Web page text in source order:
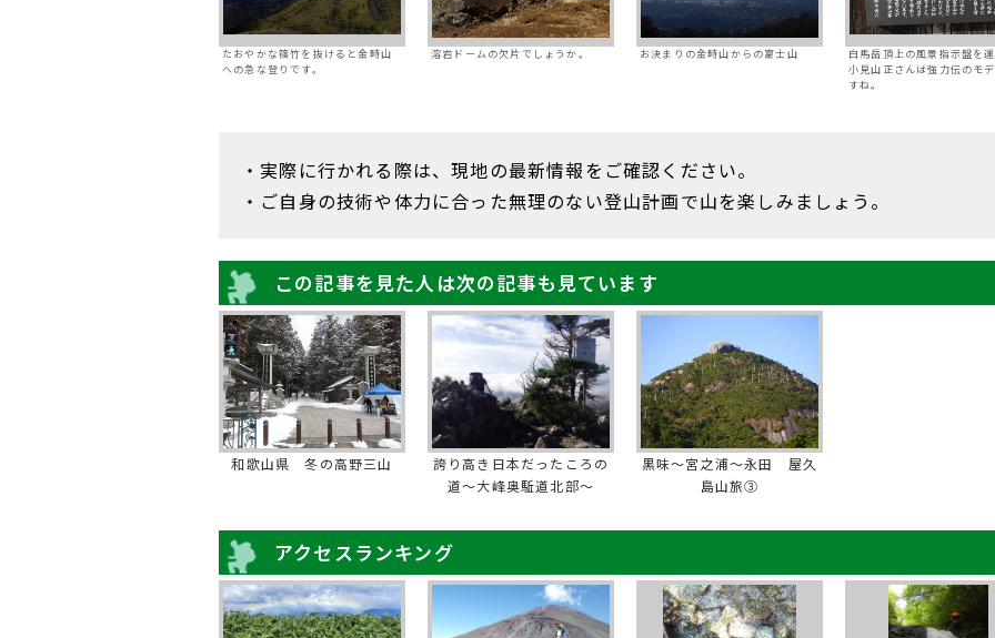
たおやかな篠竹を抜けると金時山
への急な登りです。
溶岩ドームの欠片でしょうか。 お決まりの金時山からの富士山
白馬岳頂上の風景指示盤を
小見山正さんは強力伝のモ
すね。
・実際に行かれる際は、現地の最新情報をご確認ください。
・ご自身の技術や体力に合った無理のない登山計画で山を楽しみましょう。
この記事を見た人は次の記事も見ています
和歌山県 冬の高野三山
誇り高き日本だったころの
道〜大峰奥駈道北部〜
黒味～宮之浦～永田 屋久
島山旅③
アクセスランキング